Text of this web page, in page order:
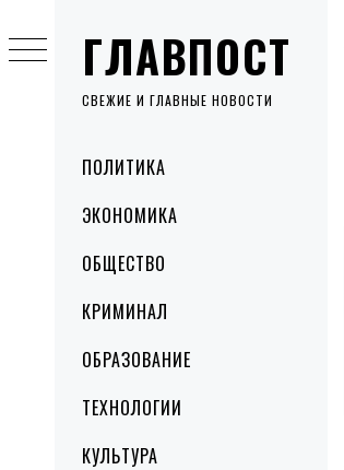
ГЛАВПОСТ
СВЕЖИЕ И ГЛАВНЫЕ НОВОСТИ
MenuПОЛИТИКА
ЭКОНОМИКА
ОБЩЕСТВО
КРИМИНАЛ
ОБРАЗОВАНИЕ
ТЕХНОЛОГИИ
КУЛЬТУРА
to
content